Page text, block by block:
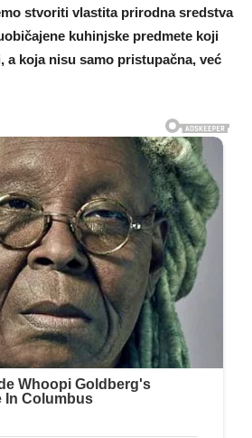
stvoriti vlastita prirodna sredstva
kuhinjske predmete koji
a koja nisu samo pristupačna, već